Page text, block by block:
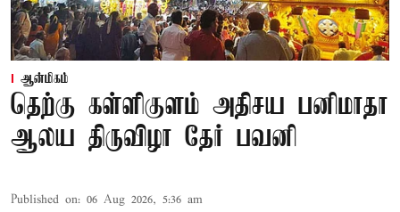
ஆன்மிகம்
தெற்கு கள்ளிகுளம் அதிசய பனிமாதா
ஆலய திருவிழா தேர் பவனி
Published on: 06 Aug 2026, 5:36 am